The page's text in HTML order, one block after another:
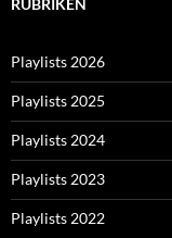
RUBRIKEN
Playlists 2026
Playlists 2025
Playlists 2024
Playlists 2023
Playlists 2022